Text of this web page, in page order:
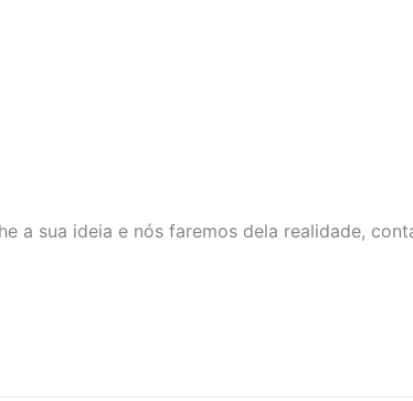
a sua ideia e nós faremos dela realidade,